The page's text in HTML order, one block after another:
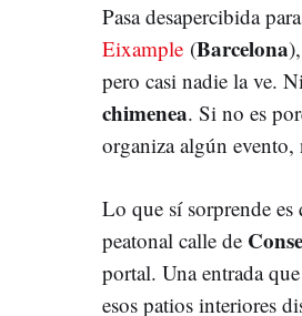
Pasa desapercibida
Eixample (Barcelona
pero casi nadie la ve.
chimenea. Si no es
organiza algún evento,
Lo que sí sorprende es
peatonal calle de
portal. Una entrada
esos patios interiores